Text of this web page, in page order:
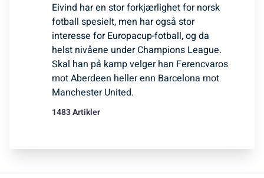
Eivind har en stor forkjærlighet for norsk
fotball spesielt, men har også stor
interesse for Europacup-fotball, og da
helst nivåene under Champions League.
Skal han på kamp velger han Ferencvaros
mot Aberdeen heller enn Barcelona mot
Manchester United.
1483 Artikler